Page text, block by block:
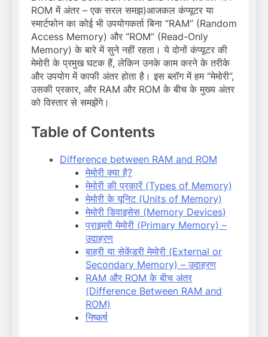
ROM में अंतर – एक सरल समझ)आजकल कंप्यूटर या
स्मार्टफोन का कोई भी उपयोगकर्ता बिना “RAM” (Random
Access Memory) और “ROM” (Read-Only
Memory) के बारे में सुने नहीं रहता। ये दोनों कंप्यूटर की
मेमोरी के प्रमुख घटक हैं, लेकिन उनके काम करने के तरीके
और उपयोग में काफी अंतर होता है। इस ब्लॉग में हम “मेमोरी”,
उसकी प्रकार, और RAM और ROM के बीच के मुख्य अंतर
को विस्तार से समझेंगे।
Table of Contents
Difference between RAM and ROM
मेमोरी क्या है?
मेमोरी की प्रकारें (Types of Memory)
मेमोरी के यूनिट (Units of Memory)
मेमोरी डिवाइसेस (Memory Devices)
प्राइमरी मेमोरी (Primary Memory) –
उदाहरण
बाहरी या सेकेंडरी मेमोरी (External or
Secondary Memory) – उदाहरण
RAM और ROM के बीच अंतर
(Difference Between RAM and
ROM)
निष्कर्ष